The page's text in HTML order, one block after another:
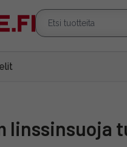
linssinsuoja